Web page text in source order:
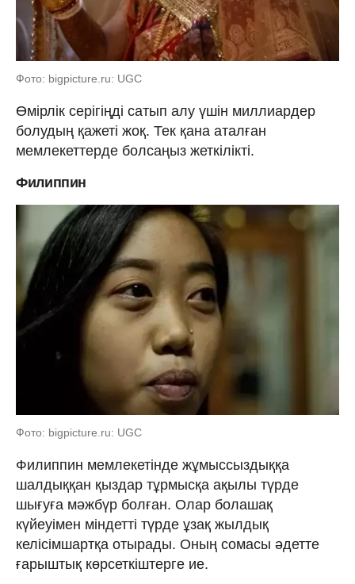
Фото: bigpicture.ru: UGC
Өмірлік серігіңді сатып алу үшін миллиардер
болудың қажеті жоқ. Тек қана аталған
мемлекеттерде болсаңыз жеткілікті.
Филиппин
Фото: bigpicture.ru: UGC
Филиппин мемлекетінде жұмыссыздыққа
шалдыққан қыздар тұрмысқа ақылы түрде
шығуға мәжбүр болған. Олар болашақ
күйеуімен міндетті түрде ұзақ жылдық
келісімшартқа отырады. Оның сомасы әдетте
ғарыштық көрсеткіштерге ие.